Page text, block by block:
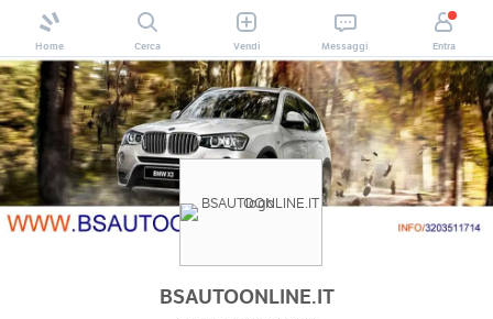
Home Cerca Vendi Messaggi Entra
BSAUTOONLINE.IT